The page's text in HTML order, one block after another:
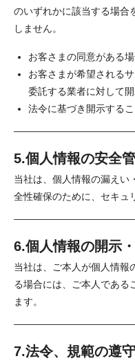
のいずれかに該当する場合
しません。
お客さまの同意がある
お客さまが希望される
委託する業者に対して
法令に基づき開示する
5.個人情報の安全
当社は、個人情報の漏えい
全性確保のために、セキュ
6.個人情報の開示
当社は、ご本人が個人情報
る場合には、ご本人である
ます。
7.法令、規範の遵